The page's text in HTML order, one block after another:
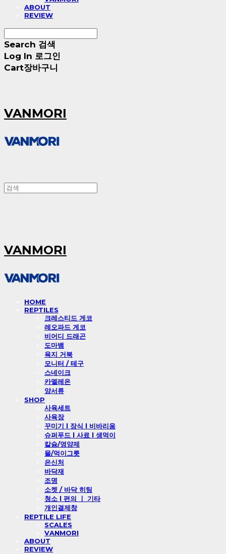
ABOUT
REVIEW
Search 검색
Log In 로그인
Cart장바구니
VANMORI
VANMORI
HOME
REPTILES
크레스티드 게코
레오파드 게코
비어디 드래곤
도마뱀
육지 거북
모니터 / 테구
스네이크
카멜레온
양서류
SHOP
사육세트
사육장
꾸미기 l 장식 l 비바리움
슈퍼푸드 l 사료 l 생먹이
칼슘/영양제
물/먹이그릇
은신처
바닥재
조명
소켓 / 바닥 히팅
청소 l 편의 ㅣ 기타
개인결제창
REPTILE LIFE
SCALES
VANMORI
ABOUT
REVIEW